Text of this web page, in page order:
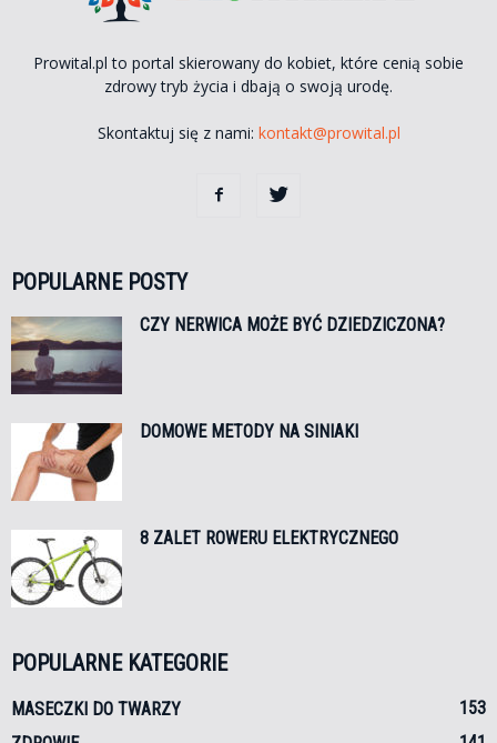
Prowital.pl to portal skierowany do kobiet, które cenią sobie
zdrowy tryb życia i dbają o swoją urodę.
Skontaktuj się z nami: kontakt@prowital.pl
POPULARNE POSTY
CZY NERWICA MOŻE BYĆ DZIEDZICZONA?
DOMOWE METODY NA SINIAKI
8 ZALET ROWERU ELEKTRYCZNEGO
POPULARNE KATEGORIE
MASECZKI DO TWARZY
153